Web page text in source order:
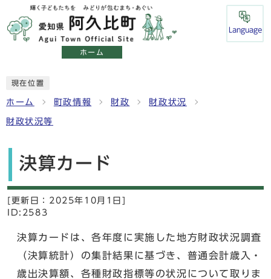
ホーム
Language
現在位置
ホーム 町政情報 財政 財政状況
財政状況等
決算カード
[更新日： 2025年10月1日]
ID:2583
決算カードは、各年度に実施した地方財政状況調査
（決算統計）の集計結果に基づき、普通会計歳入・
歳出決算額、各種財政指標等の状況について取りま